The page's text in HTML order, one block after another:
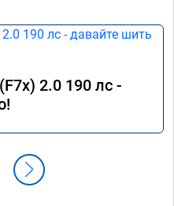
2.0 190 лс -